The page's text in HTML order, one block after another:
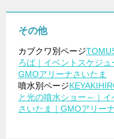
その他
カブクワ別ページ
ろば｜イベントスケジ
GMOアリーナさいたま
噴水別ページ
と光の噴水ショー～｜
さいたま｜GMOアリー